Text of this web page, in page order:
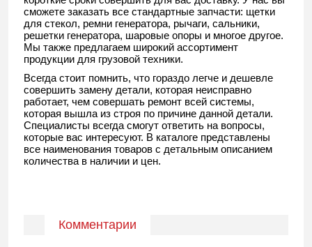
сможете заказать все стандартные запчасти: щетки
для стекол, ремни генератора, рычаги, сальники,
решетки генератора, шаровые опоры и многое другое.
Мы также предлагаем широкий ассортимент
продукции для грузовой техники.
Всегда стоит помнить, что гораздо легче и дешевле
совершить замену детали, которая неисправно
работает, чем совершать ремонт всей системы,
которая вышла из строя по причине данной детали.
Специалисты всегда смогут ответить на вопросы,
которые вас интересуют. В каталоге представлены
все наименования товаров с детальным описанием
количества в наличии и цен.
Комментарии